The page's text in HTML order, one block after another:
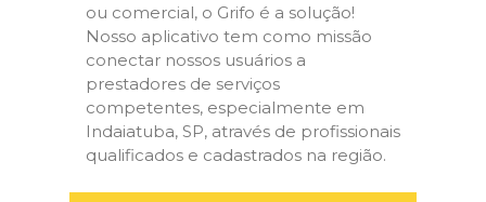
ou comercial, o Grifo é a solução!
Nosso aplicativo tem como missão
conectar nossos usuários a
prestadores de serviços
competentes, especialmente em
Indaiatuba, SP, através de profissionais
qualificados e cadastrados na região.